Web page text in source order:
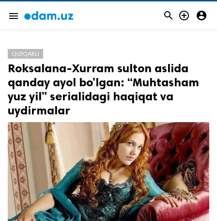
menu   
QIZIQARLI
Roksalana-Xurram sulton aslida
qanday ayol bo’lgan: “Muhtasham
yuz yil” serialidagi haqiqat va
uydirmalar